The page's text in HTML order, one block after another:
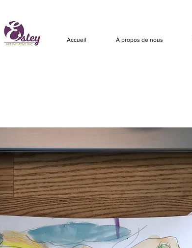
Accueil À propos de nous